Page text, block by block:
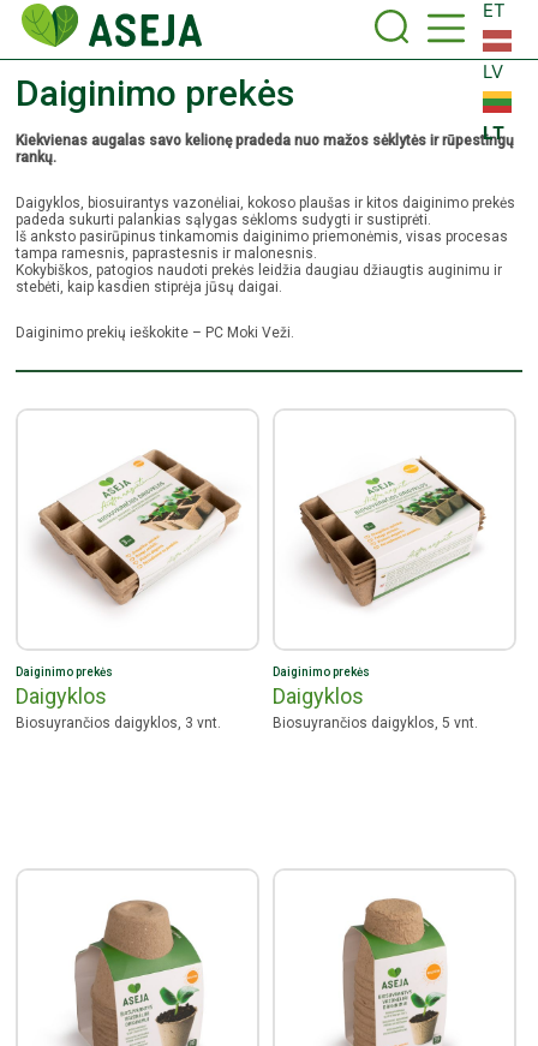
ET
LV
LT
Daiginimo prekės
Kiekvienas augalas savo kelionę pradeda nuo mažos sėklytės ir rūpestingų
rankų.
Daigyklos, biosuirantys vazonėliai, kokoso plaušas ir kitos daiginimo prekės
padeda sukurti palankias sąlygas sėkloms sudygti ir sustiprėti.
Iš anksto pasirūpinus tinkamomis daiginimo priemonėmis, visas procesas
tampa ramesnis, paprastesnis ir malonesnis.
Kokybiškos, patogios naudoti prekės leidžia daugiau džiaugtis auginimu ir
stebėti, kaip kasdien stiprėja jūsų daigai.
Daiginimo prekių ieškokite – PC Moki Veži.
Daiginimo prekės
Daigyklos
Biosuyrančios daigyklos, 3 vnt.
Daiginimo prekės
Daigyklos
Biosuyrančios daigyklos, 5 vnt.